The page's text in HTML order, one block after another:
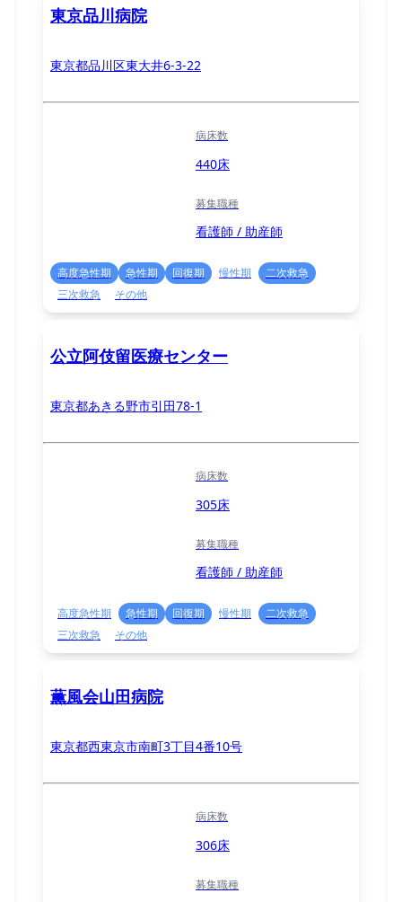
東京品川病院
東京都品川区東大井6-3-22
病床数
440床
募集職種
看護師 / 助産師
高度急性期 急性期 回復期 慢性期
二次救急
三次救急
その他
公立阿伎留医療センター
東京都あきる野市引田78-1
病床数
305床
募集職種
看護師 / 助産師
高度急性期 急性期 回復期 慢性期
二次救急
三次救急
その他
薫風会山田病院
東京都西東京市南町3丁目4番10号
病床数
306床
募集職種